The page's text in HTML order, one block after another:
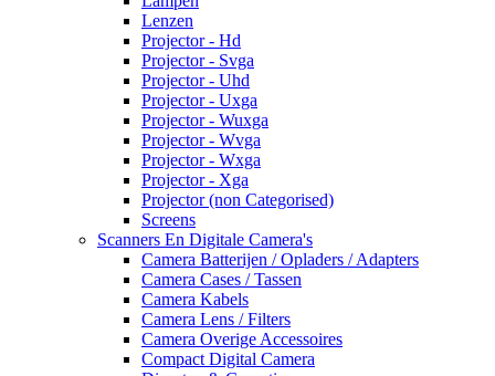
Lenzen
Projector - Hd
Projector - Svga
Projector - Uhd
Projector - Uxga
Projector - Wuxga
Projector - Wvga
Projector - Wxga
Projector - Xga
Projector (non Categorised)
Screens
Scanners En Digitale Camera's
Camera Batterijen / Opladers / Adapters
Camera Cases / Tassen
Camera Kabels
Camera Lens / Filters
Camera Overige Accessoires
Compact Digital Camera